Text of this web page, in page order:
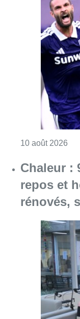
10 août 2026
Chaleur
repos et
rénovés,
10 août 2026
La 718e
célébrée